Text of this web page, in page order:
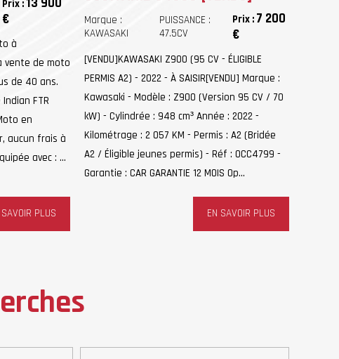
Prix :
€
à
vente de moto
de 40 ans.
FTR
en
aucun frais à
avec : ...
PLUS
Marque :
KAWASAKI
Prix : 7 200
€
PUISSANCE :
47.5CV
[VENDU]KAWASAKI Z900 (95 CV - ÉLIGIBLE
PERMIS A2) - 2022 - À SAISIR[VENDU] Marque :
Kawasaki - Modèle : Z900 (Version 95 CV / 70
kW) - Cylindrée : 948 cm³ Année : 2022 -
Kilométrage : 2 057 KM - Permis : A2 (Bridée
A2 / Éligible jeunes permis) - Réf : OCC4799 -
Garantie : CAR GARANTIE 12 MOIS Op...
EN SAVOIR PLUS